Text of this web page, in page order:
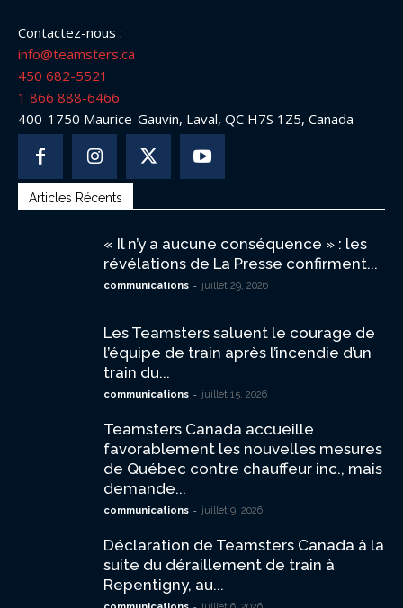
Contactez-nous :
info@teamsters.ca
450 682-5521
1 866 888-6466
400-1750 Maurice-Gauvin, Laval, QC H7S 1Z5, Canada
Articles Récents
« Il n’y a aucune conséquence » : les
révélations de La Presse confirment...
communications - juillet 29, 2026
Les Teamsters saluent le courage de
l’équipe de train après l’incendie d’un
train du...
communications - juillet 15, 2026
Teamsters Canada accueille
favorablement les nouvelles mesures
de Québec contre chauffeur inc., mais
demande...
communications - juillet 9, 2026
Déclaration de Teamsters Canada à la
suite du déraillement de train à
Repentigny, au...